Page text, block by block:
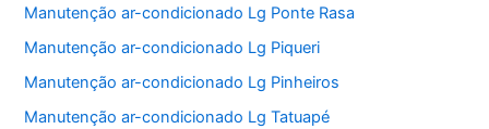
Manutenção ar-condicionado Lg Ponte Rasa
Manutenção ar-condicionado Lg Piqueri
Manutenção ar-condicionado Lg Pinheiros
Manutenção ar-condicionado Lg Tatuapé